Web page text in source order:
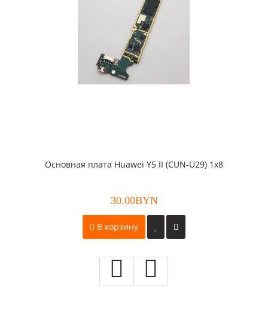
Основная плата Huawei Y5 II (CUN-U29) 1x8
30.00BYN
В корзину